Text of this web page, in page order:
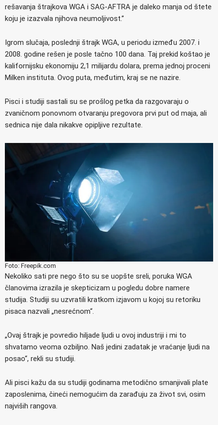
rešavanja štrajkova WGA i SAG-AFTRA je daleko manja od štete
koju je izazvala njihova neumoljivost.”
Igrom slučaja, poslednji štrajk WGA, u periodu između 2007. i
2008. godine rešen je posle tačno 100 dana. Taj prekid koštao je
kalifornijsku ekonomiju 2,1 milijardu dolara, prema jednoj proceni
Milken instituta. Ovog puta, međutim, kraj se ne nazire.
Pisci i studiji sastali su se prošlog petka da razgovaraju o
zvaničnom ponovnom otvaranju pregovora prvi put od maja, ali
sednica nije dala nikakve opipljive rezultate.
Foto: Freepik.com
Nekoliko sati pre nego što su se uopšte sreli, poruka WGA
članovima izrazila je skepticizam u pogledu dobre namere
studija. Studiji su uzvratili kratkom izjavom u kojoj su retoriku
pisaca nazvali „nesrećnom“.
„Ovaj štrajk je povredio hiljade ljudi u ovoj industriji i mi to
shvatamo veoma ozbiljno. Naš jedini zadatak je vraćanje ljudi na
posao“, rekli su studiji.
Ali pisci kažu da su studiji godinama metodično smanjivali plate
zaposlenima, čineći nemogućim da zarađuju za život svi, osim
najviših rangova.